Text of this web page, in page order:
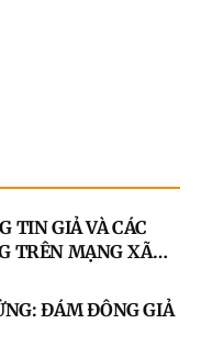
TIN GIẢ VÀ CÁC
TRÊN MẠNG XÃ
ĐÁM ĐÔNG GIẢ